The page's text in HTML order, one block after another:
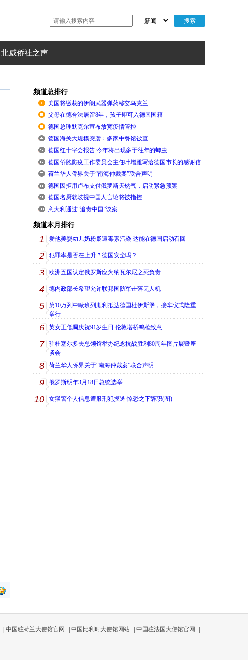
北威侨社之声
频道总排行
美国将缴获的伊朗武器弹药移交乌克兰
父母在德合法居留8年，孩子即可入德国国籍
德国总理默克尔宣布放宽疫情管控
德国海关大规模突袭：多家中餐馆被查
德国红十字会报告:今年将出现多于往年的蜱虫
德国侨胞防疫工作委员会主任叶增雅写给德国市长的感谢信
荷兰华人侨界关于“南海仲裁案”联合声明
德国因拒用卢布支付俄罗斯天然气，启动紧急预案
德国名厨就歧视中国人言论将被指控
意大利通过“追责中国”议案
频道本月排行
1 爱他美婴幼儿奶粉疑遭毒素污染 达能在德国启动召回
2 犯罪率是否在上升？德国安全吗？
3 欧洲五国认定俄罗斯应为纳瓦尔尼之死负责
4 德内政部长希望允许联邦国防军击落无人机
5
第10万列中歐班列顺利抵达德国杜伊斯堡，接车仪式隆重
举行
6 英女王低调庆祝91岁生日 伦敦塔桥鸣枪致意
7
驻杜塞尔多夫总领馆举办纪念抗战胜利80周年图片展暨座
谈会
8 荷兰华人侨界关于“南海仲裁案”联合声明
9 俄罗斯明年3月18日总统选举
10 女狱警个人信息遭服刑犯摸透 惊恐之下辞职(图)
中国驻荷兰大使馆官网 中国比利时大使馆网站 中国驻法国大使馆官网